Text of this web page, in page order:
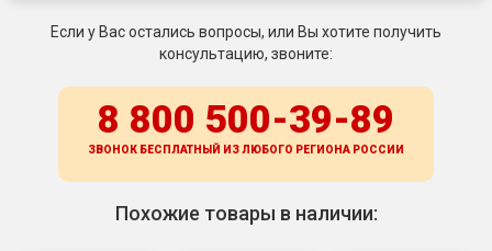
Если у Вас остались вопросы, или Вы хотите получить
консультацию, звоните:
8 800 500-39-89
ЗВОНОК БЕСПЛАТНЫЙ ИЗ ЛЮБОГО РЕГИОНА РОССИИ
Похожие товары в наличии: